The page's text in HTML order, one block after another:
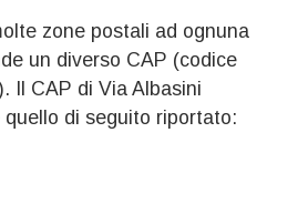
zone postali ad ognuna
un diverso CAP (codice
Il CAP di Via Albasini
di seguito riportato: